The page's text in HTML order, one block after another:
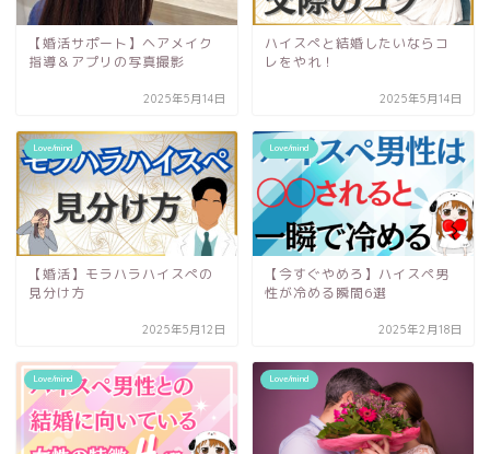
【婚活サポート】ヘアメイク
指導＆アプリの写真撮影
2025年5月14日
ハイスぺと結婚したいならコ
レをやれ！
2025年5月14日
Love/mind
【婚活】モラハラハイスぺの
見分け方
2025年5月12日
Love/mind
【今すぐやめろ】ハイスペ男
性が冷める瞬間6選
2025年2月18日
Love/mind Love/mind